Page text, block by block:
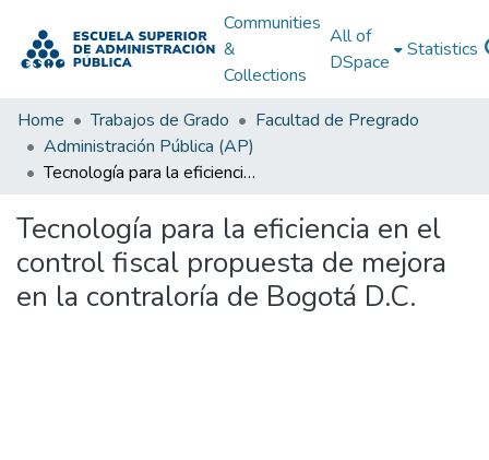
Communities
&
Collections
All of
DSpace
Statistics
Home Trabajos de Grado
Facultad de Pregrado
Administración Pública (AP)
Tecnología para la eficiencia en el control fiscal propuesta de mejora en la contraloría de Bogotá D.C.
Tecnología para la eficiencia en el
control fiscal propuesta de mejora
en la contraloría de Bogotá D.C.